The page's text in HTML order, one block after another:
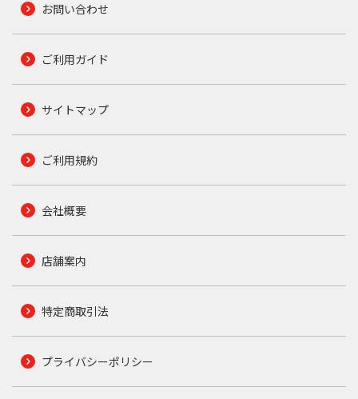
お問い合わせ
ご利用ガイド
サイトマップ
ご利用規約
会社概要
店舗案内
特定商取引法
プライバシーポリシー